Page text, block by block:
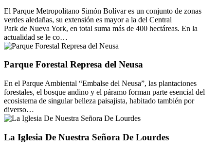
El Parque Metropolitano Simón Bolívar es un conjunto de zonas
verdes aledañas, su extensión es mayor a la del Central
Park de Nueva York, en total suma más de 400 hectáreas. En la
actualidad se le co…
Parque Forestal Represa del Neusa
En el Parque Ambiental “Embalse del Neusa”, las plantaciones
forestales, el bosque andino y el páramo forman parte esencial del
ecosistema de singular belleza paisajista, habitado también por
diverso…
La Iglesia De Nuestra Señora De Lourdes